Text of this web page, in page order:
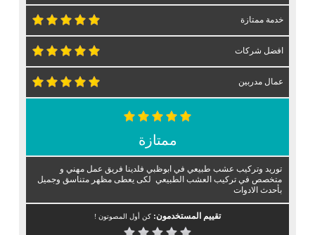
خدمة ممتازة
افضل شركات
عمال مدربين
ممتازة
توريد وتركيب عشب طبيعي في ابوظبي فلدينا فريق عمل مهني و
متخصص في تركيب العشب الطبيعي لكى يعطى مظهر متناسق وجميل
بأحدث الادوات
تقييم المستخدمون: كن أول المصوتون !